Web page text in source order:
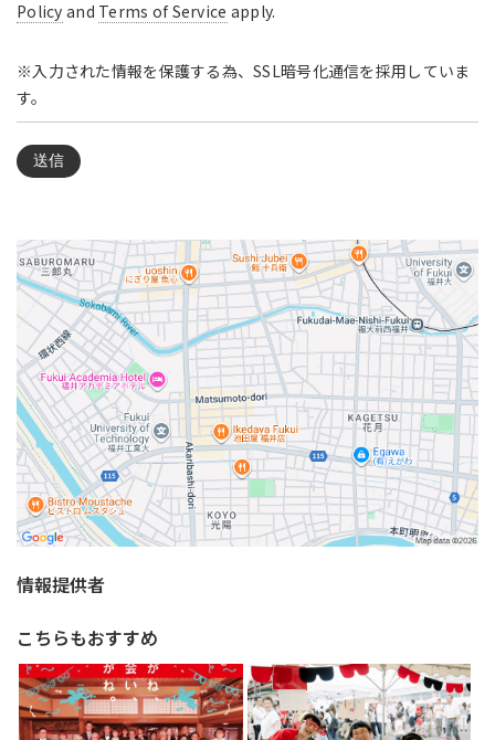
Policy and Terms of Service apply.
※入力された情報を保護する為、SSL暗号化通信を採用していま
す。
情報提供者
こちらもおすすめ